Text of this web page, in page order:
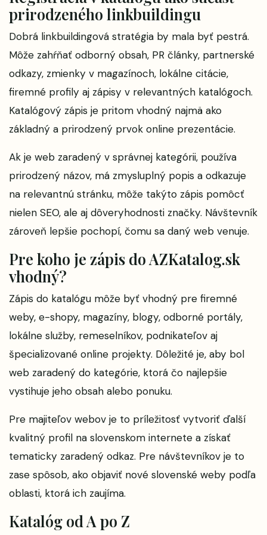
prirodzeného linkbuildingu
Dobrá linkbuildingová stratégia by mala byť pestrá.
Môže zahŕňať odborný obsah, PR články, partnerské
odkazy, zmienky v magazínoch, lokálne citácie,
firemné profily aj zápisy v relevantných katalógoch.
Katalógový zápis je pritom vhodný najmä ako
základný a prirodzený prvok online prezentácie.
Ak je web zaradený v správnej kategórii, používa
prirodzený názov, má zmysluplný popis a odkazuje
na relevantnú stránku, môže takýto zápis pomôcť
nielen SEO, ale aj dôveryhodnosti značky. Návštevník
zároveň lepšie pochopí, čomu sa daný web venuje.
Pre koho je zápis do AZKatalog.sk
vhodný?
Zápis do katalógu môže byť vhodný pre firemné
weby, e-shopy, magazíny, blogy, odborné portály,
lokálne služby, remeselníkov, podnikateľov aj
špecializované online projekty. Dôležité je, aby bol
web zaradený do kategórie, ktorá čo najlepšie
vystihuje jeho obsah alebo ponuku.
Pre majiteľov webov je to príležitosť vytvoriť ďalší
kvalitný profil na slovenskom internete a získať
tematicky zaradený odkaz. Pre návštevníkov je to
zase spôsob, ako objaviť nové slovenské weby podľa
oblasti, ktorá ich zaujíma.
Katalóg od A po Z